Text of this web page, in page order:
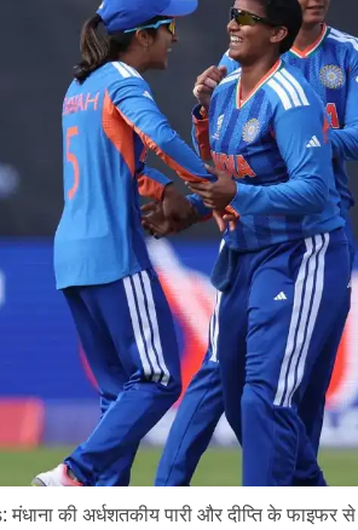
की अर्धशतकीय पारी और दीप्ति के फाइफर से